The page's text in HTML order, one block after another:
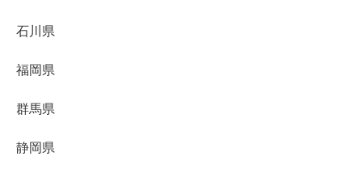
石川県
福岡県
群馬県
静岡県